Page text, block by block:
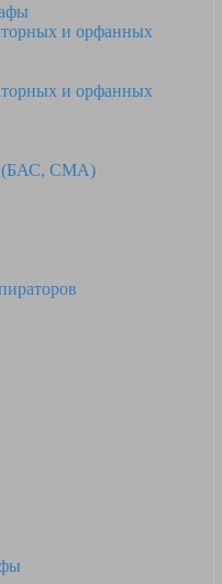
и орфанных
и орфанных
(БАС, СМА)